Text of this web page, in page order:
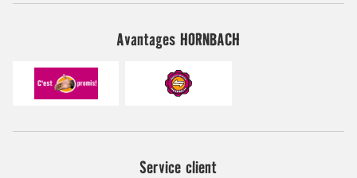
Avantages HORNBACH
Service client